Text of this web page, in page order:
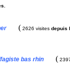
( 2626 visites depuis
bas rhin (